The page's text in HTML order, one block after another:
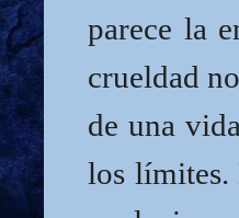
parece la
crueldad
de una
los límites.